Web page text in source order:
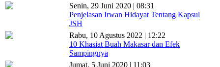
Senin, 29 Juni 2020 | 08:31
Penjelasan Irwan Hidayat Tentang Kapsul
JSH
Rabu, 10 Agustus 2022 | 12:22
10 Khasiat Buah Makasar dan Efek
Sampingnya
Jumat, 5 Juni 2020 | 11:03